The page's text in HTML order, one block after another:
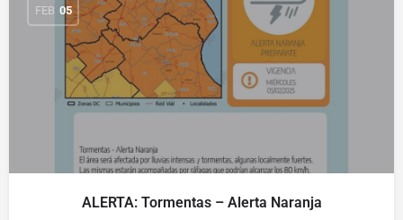
FEB 05
ALERTA: Tormentas – Alerta Naranja